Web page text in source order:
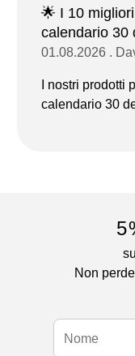
🌟 I 10
calendario 30
01.08.2026 .
I nostri prodotti
calendario 30
Non